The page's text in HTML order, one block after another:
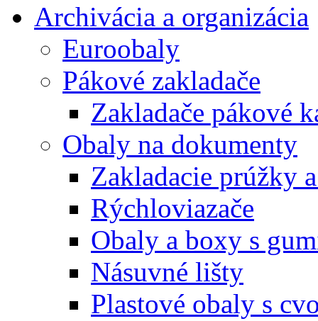
Archivácia a organizácia
Euroobaly
Pákové zakladače
Zakladače pákové
Obaly na dokumenty
Zakladacie prúžky
Rýchloviazače
Obaly a boxy s
Násuvné lišty
Plastové obaly s